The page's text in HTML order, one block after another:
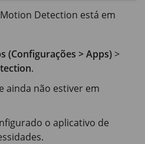
Detection está em
(Configurações > Apps)>
.
ainda não estiver em
o aplicativo de